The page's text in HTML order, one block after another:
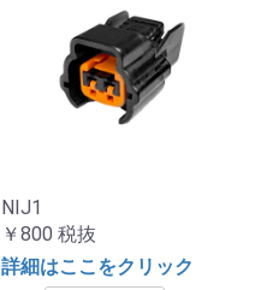
NIJ1
￥800 税抜
詳細はここをクリック